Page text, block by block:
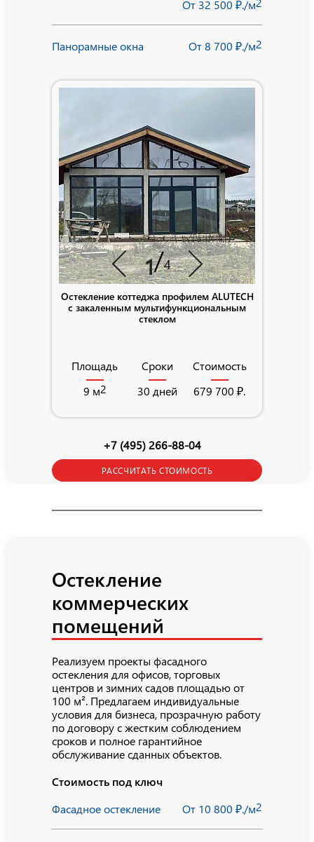
От 32 500 ₽./м
Панорамные окна От 8 700 ₽./м2
Остекление коттеджа профилем ALUTECH
с закаленным мультифункциональным
стеклом
Площадь
9 м2
Сроки
30 дней
Стоимость
679 700 ₽.
1/4
+7 (495) 266-88-04
РАССЧИТАТЬ СТОИМОСТЬ
Остекление
коммерческих
помещений
Реализуем проекты фасадного
остекления для офисов, торговых
центров и зимних садов площадью от
100 м². Предлагаем индивидуальные
условия для бизнеса, прозрачную работу
по договору с жестким соблюдением
сроков и полное гарантийное
обслуживание сданных объектов.
Стоимость под ключ
Фасадное остекление
От 10 800 ₽./м2